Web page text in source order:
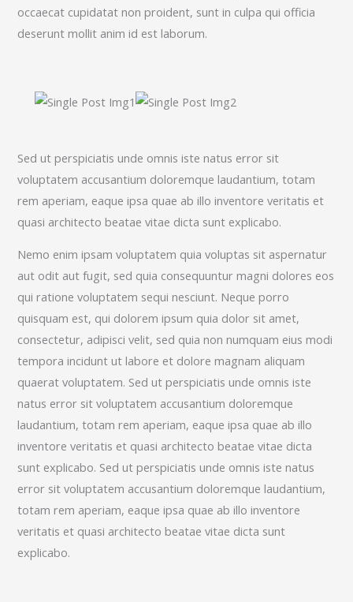
occaecat cupidatat non proident, sunt in culpa qui officia
deserunt mollit anim id est laborum.
Sed ut perspiciatis unde omnis iste natus error sit
voluptatem accusantium doloremque laudantium, totam
rem aperiam, eaque ipsa quae ab illo inventore veritatis et
quasi architecto beatae vitae dicta sunt explicabo.
Nemo enim ipsam voluptatem quia voluptas sit aspernatur
aut odit aut fugit, sed quia consequuntur magni dolores eos
qui ratione voluptatem sequi nesciunt. Neque porro
quisquam est, qui dolorem ipsum quia dolor sit amet,
consectetur, adipisci velit, sed quia non numquam eius modi
tempora incidunt ut labore et dolore magnam aliquam
quaerat voluptatem. Sed ut perspiciatis unde omnis iste
natus error sit voluptatem accusantium doloremque
laudantium, totam rem aperiam, eaque ipsa quae ab illo
inventore veritatis et quasi architecto beatae vitae dicta
sunt explicabo. Sed ut perspiciatis unde omnis iste natus
error sit voluptatem accusantium doloremque laudantium,
totam rem aperiam, eaque ipsa quae ab illo inventore
veritatis et quasi architecto beatae vitae dicta sunt
explicabo.